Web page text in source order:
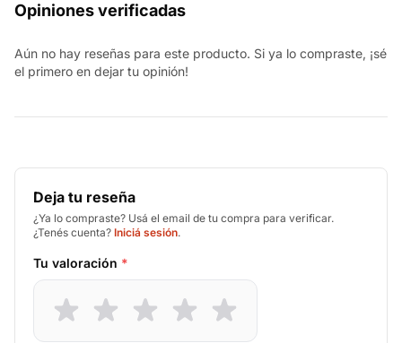
Opiniones verificadas
Aún no hay reseñas para este producto. Si ya lo compraste, ¡sé
el primero en dejar tu opinión!
Deja tu reseña
¿Ya lo compraste? Usá el email de tu compra para verificar.
¿Tenés cuenta? Iniciá sesión.
Tu valoración *